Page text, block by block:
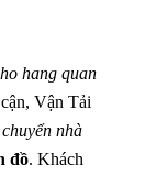
hang quan
Vận Tải
nhà
đồ. Khách